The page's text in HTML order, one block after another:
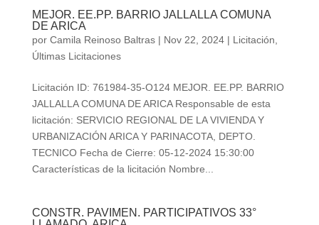
MEJOR. EE.PP. BARRIO JALLALLA COMUNA
DE ARICA
por Camila Reinoso Baltras| Nov 22, 2024| Licitación
Últimas Licitaciones
Licitación ID: 761984-35-O124 MEJOR. EE.PP. BARRIO
JALLALLA COMUNA DE ARICA Responsable de esta
licitación: SERVICIO REGIONAL DE LA VIVIENDA Y
URBANIZACIÓN ARICA Y PARINACOTA, DEPTO.
TECNICO Fecha de Cierre: 05-12-2024 15:30:00
Características de la licitación Nombre...
CONSTR. PAVIMEN. PARTICIPATIVOS 33°